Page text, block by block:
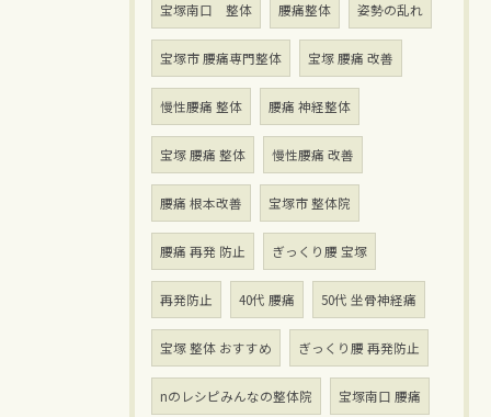
宝塚南口 整体 腰痛整体 姿勢の乱れ
宝塚市 腰痛専門整体 宝塚 腰痛 改善
慢性腰痛 整体 腰痛 神経整体
宝塚 腰痛 整体 慢性腰痛 改善
腰痛 根本改善 宝塚市 整体院
腰痛 再発 防止 ぎっくり腰 宝塚
再発防止 40代 腰痛 50代 坐骨神経痛
宝塚 整体 おすすめ ぎっくり腰 再発防止
nのレシピみんなの整体院 宝塚南口 腰痛